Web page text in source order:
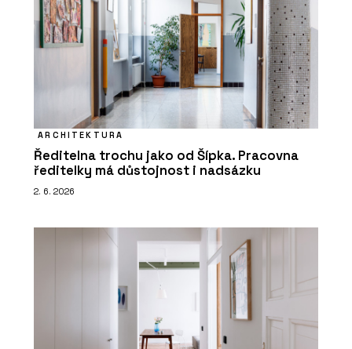
ARCHITEKTURA
Ředitelna trochu jako od Šípka. Pracovna
ředitelky má důstojnost i nadsázku
2. 6. 2026